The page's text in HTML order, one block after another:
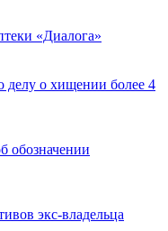
«Диалога»
делу о хищении более 4
обозначении
экс-владельца